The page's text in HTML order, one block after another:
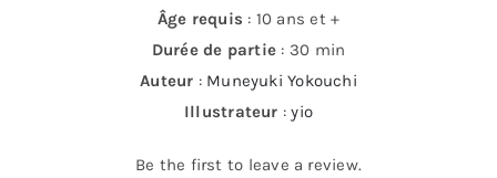
Âge requis : 10 ans et +
Durée de partie : 30 min
Auteur : Muneyuki Yokouchi
Illustrateur :yio
Be the first to leave a review.